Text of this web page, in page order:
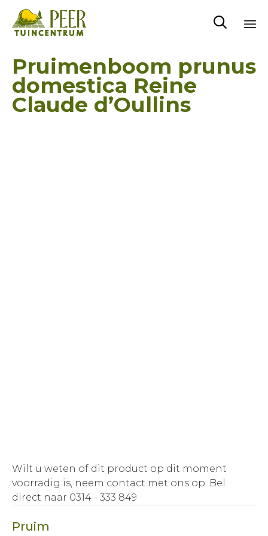

Pruimenboom prunus
domestica Reine
Claude d’Oullins
Wilt u weten of dit product op dit moment
voorradig is, neem contact met ons op. Bel
direct naar 0314 - 333 849
Pruim